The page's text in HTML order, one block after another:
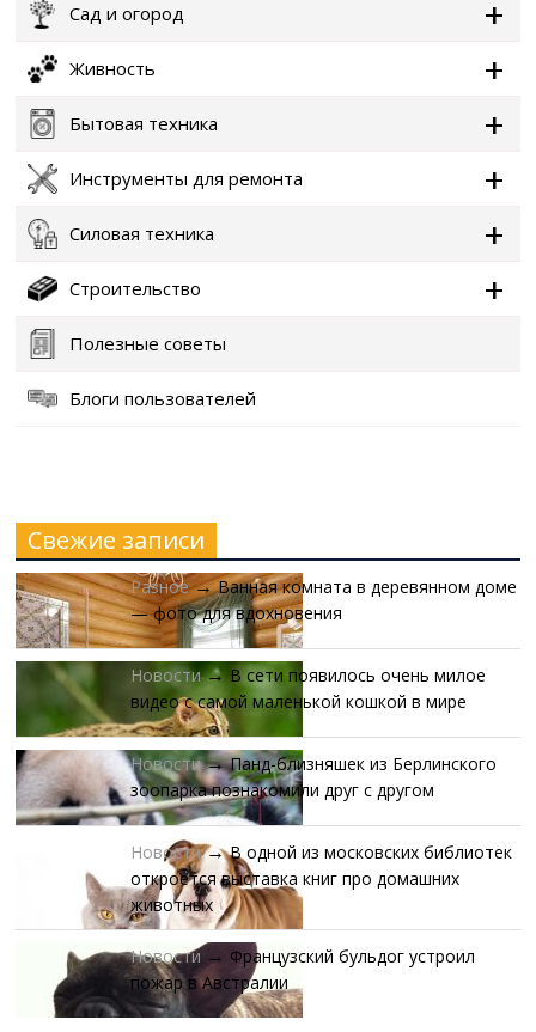
Сад и огород
Живность
Бытовая техника
Инструменты для ремонта
Силовая техника
Строительство
Полезные советы
Блоги пользователей
Свежие записи
Разное → Ванная комната в деревянном доме
— фото для вдохновения
Новости → В сети появилось очень милое
видео с самой маленькой кошкой в мире
Новости → Панд-близняшек из Берлинского
зоопарка познакомили друг с другом
Новости → В одной из московских библиотек
откроется выставка книг про домашних
животных
Новости → Французский бульдог устроил
пожар в Австралии